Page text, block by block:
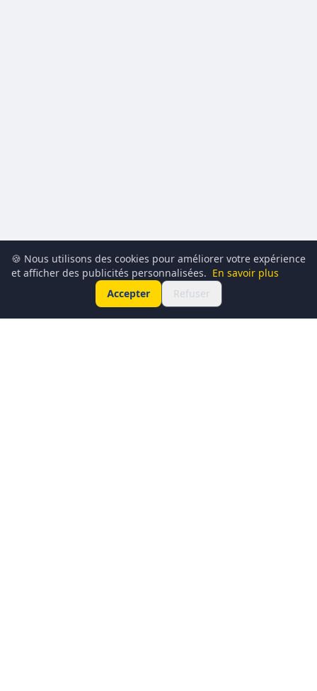
🍪 Nous utilisons des cookies pour améliorer votre expérience
et afficher des publicités personnalisées. En savoir plus
Accepter
Refuser